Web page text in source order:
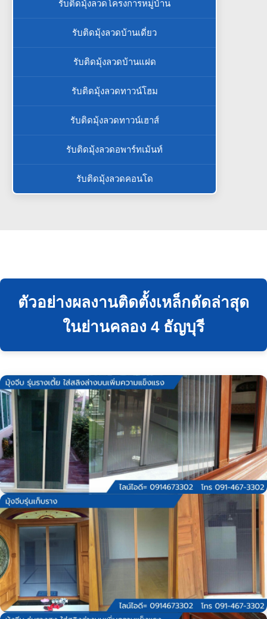
รับติดมุ้งลวดโครงการหมู่บ้าน
รับติดมุ้งลวดบ้านเดี่ยว
รับติดมุ้งลวดบ้านแฝด
รับติดมุ้งลวดทาวน์โฮม
รับติดมุ้งลวดทาวน์เฮาส์
รับติดมุ้งลวดอพาร์ทเม้นท์
รับติดมุ้งลวดคอนโด
ตัวอย่างผลงานติดตั้งเหล็กดัดล่าสุด
ในย่านคลอง 4 ธัญบุรี